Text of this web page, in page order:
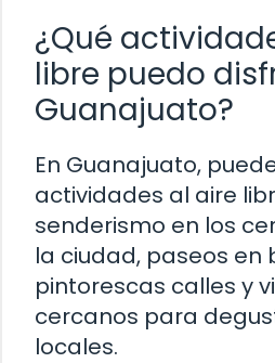
¿Qué
libre puedo
Guanajuato?
En Guanajuato,
actividades al aire
senderismo en los
la ciudad, paseos en
pintorescas calles y
cercanos para
locales.